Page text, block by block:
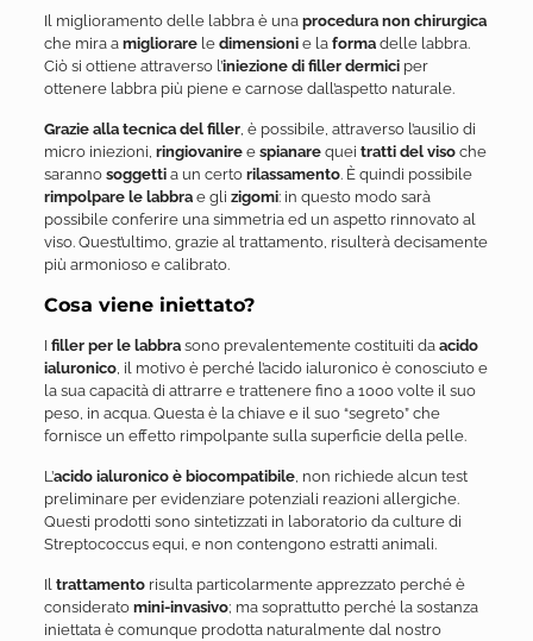
Il miglioramento delle labbra è una procedura non chirurgica
che mira a migliorarele dimensionie la formadelle labbra.
Ciò si ottiene attraverso l’iniezione di filler dermiciper
ottenere labbra più piene e carnose dall’aspetto naturale.
Grazie alla tecnica del filler, è possibile, attraverso l’ausilio di
micro iniezioni, ringiovaniree spianarequei tratti del visoche
saranno soggettia un certo rilassamento. È quindi possibile
rimpolpare le labbrae gli zigomi: in questo modo sarà
possibile conferire una simmetria ed un aspetto rinnovato al
viso. Quest’ultimo, grazie al trattamento, risulterà decisamente
più armonioso e calibrato.
Cosa viene iniettato?
I filler per le labbrasono prevalentemente costituiti da acido
ialuronico, il motivo è perché l’acido ialuronico è conosciuto e
la sua capacità di attrarre e trattenere fino a 1000 volte il suo
peso, in acqua. Questa è la chiave e il suo “segreto” che
fornisce un effetto rimpolpante sulla superficie della pelle.
L’acido ialuronico è biocompatibile, non richiede alcun test
preliminare per evidenziare potenziali reazioni allergiche.
Questi prodotti sono sintetizzati in laboratorio da culture di
Streptococcus equi, e non contengono estratti animali.
Il trattamentorisulta particolarmente apprezzato perché è
considerato mini-invasivo; ma soprattutto perché la sostanza
iniettata è comunque prodotta naturalmente dal nostro